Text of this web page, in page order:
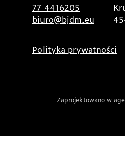
77 4416205
biuro@bjdm.eu
Polityka prywatności
Zaprojektowano w